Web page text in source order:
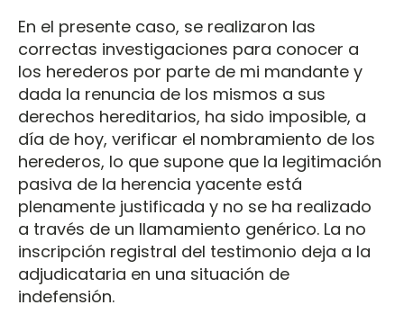
En el presente caso, se realizaron las
correctas investigaciones para conocer a
los herederos por parte de mi mandante y
dada la renuncia de los mismos a sus
derechos hereditarios, ha sido imposible, a
día de hoy, verificar el nombramiento de los
herederos, lo que supone que la legitimación
pasiva de la herencia yacente está
plenamente justificada y no se ha realizado
a través de un llamamiento genérico. La no
inscripción registral del testimonio deja a la
adjudicataria en una situación de
indefensión.